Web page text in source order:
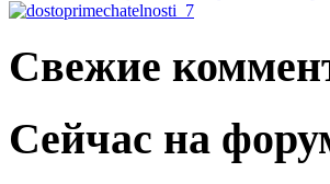
Свежие
Сейчас на